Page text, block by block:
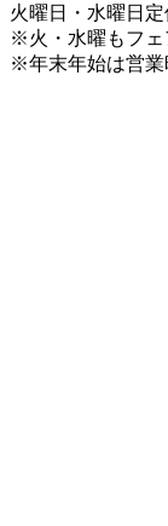
火曜日・水曜日定
※火・水曜もフェ
※年末年始は営業